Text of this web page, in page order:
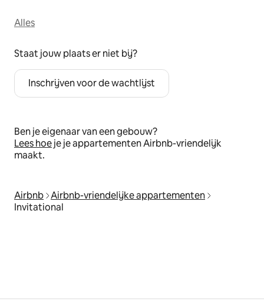
Alles
Staat jouw plaats er niet bij?
Inschrijven voor de wachtlijst
Ben je eigenaar van een gebouw?
Lees hoeje je appartementen Airbnb-vriendelijk
maakt.
Airbnb Airbnb-vriendelijke appartementen
Invitational